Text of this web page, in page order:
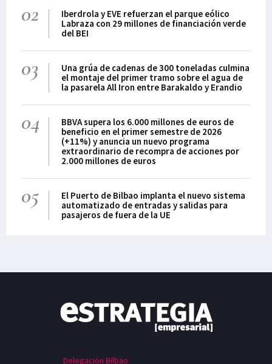
02
Iberdrola y EVE refuerzan el parque eólico
Labraza con 29 millones de financiación verde
del BEI
03
Una grúa de cadenas de 300 toneladas culmina
el montaje del primer tramo sobre el agua de
la pasarela All Iron entre Barakaldo y Erandio
04
BBVA supera los 6.000 millones de euros de
beneficio en el primer semestre de 2026
(+11%) y anuncia un nuevo programa
extraordinario de recompra de acciones por
2.000 millones de euros
05
El Puerto de Bilbao implanta el nuevo sistema
automatizado de entradas y salidas para
pasajeros de fuera de la UE
Delegación Bilbao